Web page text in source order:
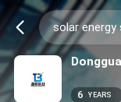
6 YEARS